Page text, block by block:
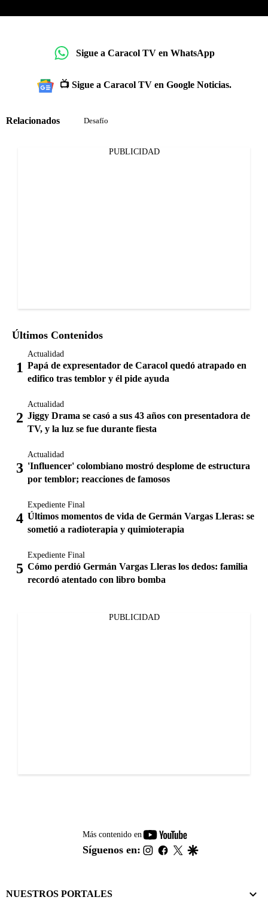
Sigue a Caracol TV en WhatsApp
📺 Sigue a Caracol TV en Google Noticias.
Relacionados Desafío
PUBLICIDAD
Últimos Contenidos
Actualidad
Papá de expresentador de Caracol quedó atrapado en
edifico tras temblor y él pide ayuda
Actualidad
Jiggy Drama se casó a sus 43 años con presentadora de
TV, y la luz se fue durante fiesta
Actualidad
'Influencer' colombiano mostró desplome de estructura
por temblor; reacciones de famosos
Expediente Final
Últimos momentos de vida de Germán Vargas Lleras: se
sometió a radioterapia y quimioterapia
Expediente Final
Cómo perdió Germán Vargas Lleras los dedos: familia
recordó atentado con libro bomba
PUBLICIDAD
Más contenido en
youtube-
footer
Síguenos en: instagram
facebook
twitter
NUESTROS PORTALES